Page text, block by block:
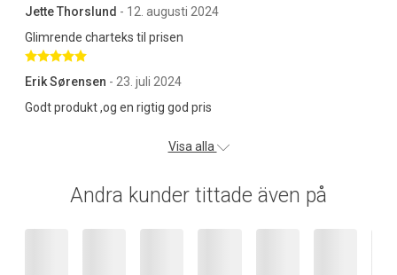
Jette Thorslund - 12. augusti 2024
Glimrende charteks til prisen
Betygsatt 5 av 5 stjärnor
Erik Sørensen - 23. juli 2024
Godt produkt ,og en rigtig god pris
Visa alla
Andra kunder tittade även på